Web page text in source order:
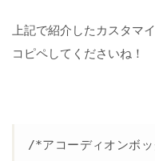
上記で紹介したカスタマ
コピペしてくださいね！
/*アコーディオンボ